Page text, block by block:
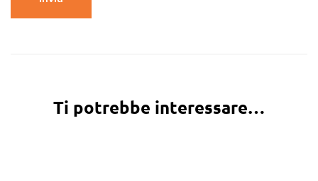
Ti potrebbe interessare…